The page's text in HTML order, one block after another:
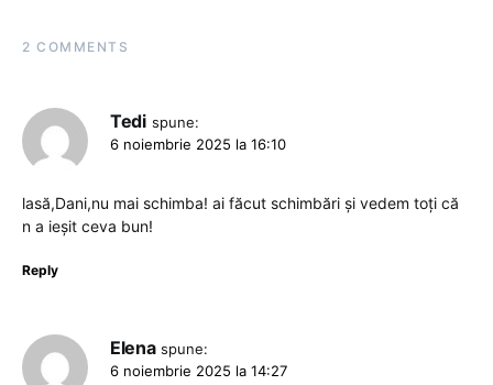
2 COMMENTS
Tedi spune:
6 noiembrie 2025 la 16:10
lasă,Dani,nu mai schimba! ai făcut schimbări și vedem toți că
n a ieșit ceva bun!
Reply
Elena spune:
6 noiembrie 2025 la 14:27